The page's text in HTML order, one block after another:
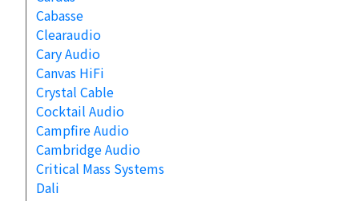
Cabasse
Clearaudio
Cary Audio
Canvas HiFi
Crystal Cable
Cocktail Audio
Campfire Audio
Cambridge Audio
Critical Mass Systems
Dali